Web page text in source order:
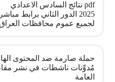
pdf نتائج السادس الاعدادي
2025 الدور الثاني برابط مباشر
لجميع عموم محافظات
حملة صارمة ضد المحتوى
مُدوِّنات ناشطات في نشر
العامة